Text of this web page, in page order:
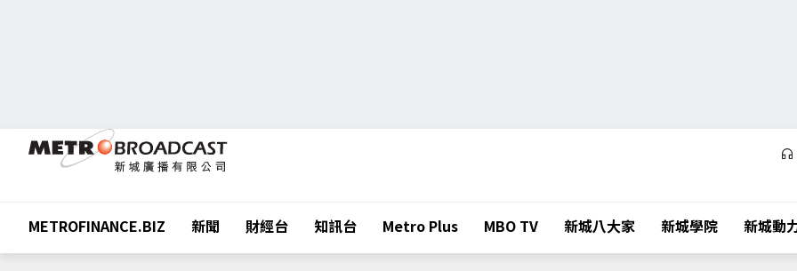
METROFINANCE.BIZ 新聞 財經台 知訊台 Metro Plus MBO TV 新城八大家 新城學院 新城動